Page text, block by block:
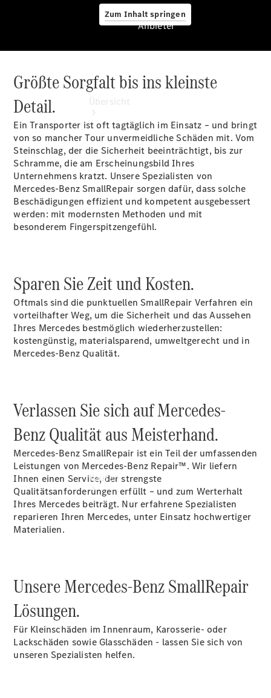
Zum Inhalt springen
Anbieter
Startseite
Modellübersicht
Konfigurator
vereinbaren
Beratung
vereinbaren
Servicetermin
vereinbaren
Tel: +49 231
1202 0
Kaufen
Neuwagenangebote
Anbieter
Größte Sorgfalt bis ins kleinste
Detail.
Ein Transporter ist oft tagtäglich im Einsatz – und bringt
von so mancher Tour unvermeidliche Schäden mit. Vom
Steinschlag, der die Sicherheit beeinträchtigt, bis zur
Schramme, die am Erscheinungsbild Ihres
Unternehmens kratzt. Unsere Spezialisten von
Mercedes-Benz SmallRepair sorgen dafür, dass solche
Beschädigungen effizient und kompetent ausgebessert
werden: mit modernsten Methoden und mit
besonderem Fingerspitzengefühl.
Sparen Sie Zeit und Kosten.
Oftmals sind die punktuellen SmallRepair Verfahren ein
vorteilhafter Weg, um die Sicherheit und das Aussehen
Ihres Mercedes bestmöglich wiederherzustellen:
kostengünstig, materialsparend, umweltgerecht und in
Mercedes-Benz Qualität.
Verlassen Sie sich auf Mercedes-
Benz Qualität aus Meisterhand.
Mercedes-Benz SmallRepair ist ein Teil der umfassenden
Leistungen von Mercedes-Benz Repair™. Wir liefern
Ihnen einen Service, der strengste
Qualitätsanforderungen erfüllt – und zum Werterhalt
Ihres Mercedes beiträgt. Nur erfahrene Spezialisten
reparieren Ihren Mercedes, unter Einsatz hochwertiger
Materialien.
Unsere Mercedes-Benz SmallRepair
Lösungen.
Für Kleinschäden im Innenraum, Karosserie- oder
Lackschäden sowie Glasschäden - lassen Sie sich von
unseren Spezialisten helfen.